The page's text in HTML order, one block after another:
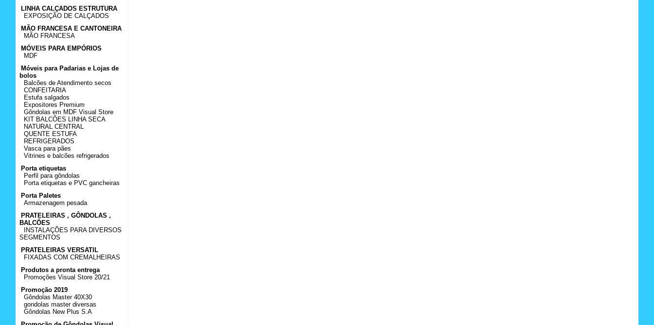
LINHA CALÇADOS ESTRUTURA
EXPOSIÇÃO DE CALÇADOS
MÃO FRANCESA E CANTONEIRA
MÃO FRANCESA
MÓVEIS PARA EMPÓRIOS
MDF
Móveis para Padarias e Lojas de
bolos
Balcões de Atendimento secos
CONFEITARIA
Estufa salgados
Expositores Premium
Gôndolas em MDF Visual Store
KIT BALCÕES LINHA SECA
NATURAL CENTRAL
QUENTE ESTUFA
REFRIGERADOS
Vasca para pães
Vitrines e balcões refrigerados
Porta etiquetas
Perfil para gôndolas
Porta etiquetas e PVC gancheiras
Porta Paletes
Armazenagem pesada
PRATELEIRAS , GÔNDOLAS ,
BALCÕES
INSTALAÇÕES PARA DIVERSOS
SEGMENTOS
PRATELEIRAS VERSATIL
FIXADAS COM CREMALHEIRAS
Produtos a pronta entrega
Promoções Visual Store 20/21
Promoção 2019
Gôndolas Master 40X30
gondolas master diversas
Gôndolas New Plus S.A